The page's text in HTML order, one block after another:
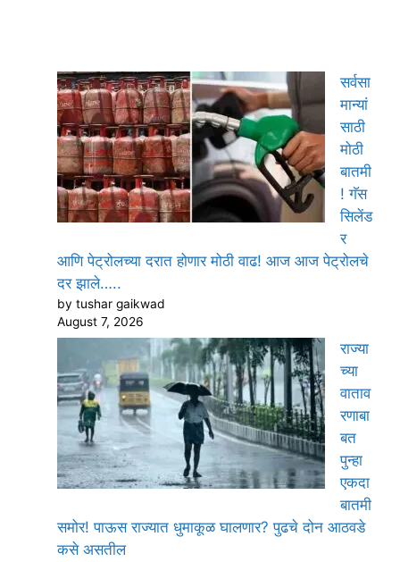
सर्वसा
मान्यां
साठी
मोठी
बातमी
! गॅस
सिलेंड
र
आणि पेट्रोलच्या दरात होणार मोठी वाढ! आज आज पेट्रोलचे
दर झाले…..
by tushar gaikwad
August 7, 2026
राज्या
च्या
वाताव
रणाबा
बत
पुन्हा
एकदा
बातमी
समोर! पाऊस राज्यात धुमाकूळ घालणार? पुढचे दोन आठवडे
कसे असतील